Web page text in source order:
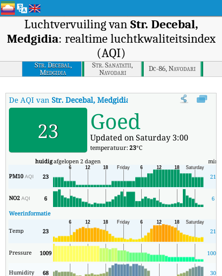
Luchtvervuiling van Str. Decebal,
Medgidia: realtime luchtkwaliteitsindex
(AQI)
Str. Decebal,
Medgidia
Str. Sanatatii,
Navodari
Dc-86, Navodari
De AQI vanStr. Decebal, Medgidia De realtime
23 Goed
Updated on Saturday 3:00
temperatuur:23°C
huidigafgelopen 2 dagen min
PM10AQI 23 21
NO2AQI 6
6
Weerinformatie
Temp 23 21
Pressure 1009 1009
Humidity 68 30